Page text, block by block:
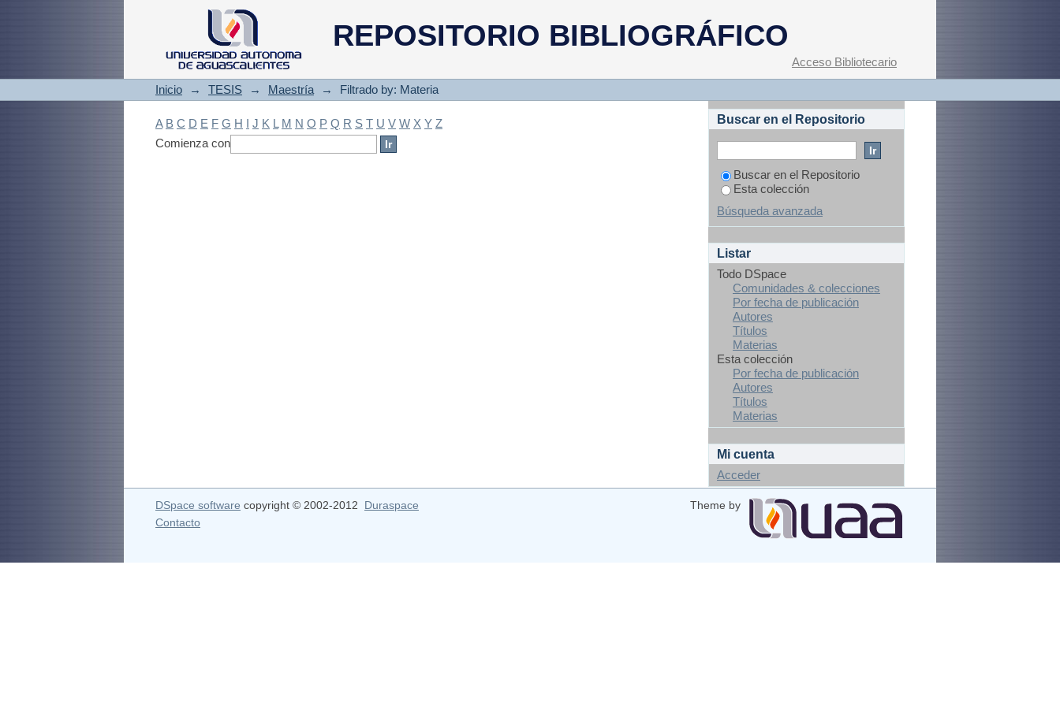
REPOSITORIO BIBLIOGRÁFICO
Filtrado by: Materia
Acceso Bibliotecario
Inicio → TESIS → Maestría → Filtrado by: Materia
A B C D E F G H I J K L M N O P Q R S T U V W X Y Z
Comienza con
Buscar en el Repositorio
Buscar en el Repositorio
Esta colección
Búsqueda avanzada
Listar
Todo DSpace
Comunidades & colecciones
Por fecha de publicación
Autores
Títulos
Materias
Esta colección
Por fecha de publicación
Autores
Títulos
Materias
Mi cuenta
Acceder
DSpace software copyright © 2002-2012 Duraspace
Theme by
Contacto